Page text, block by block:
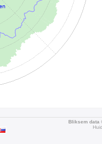
Bliksem data